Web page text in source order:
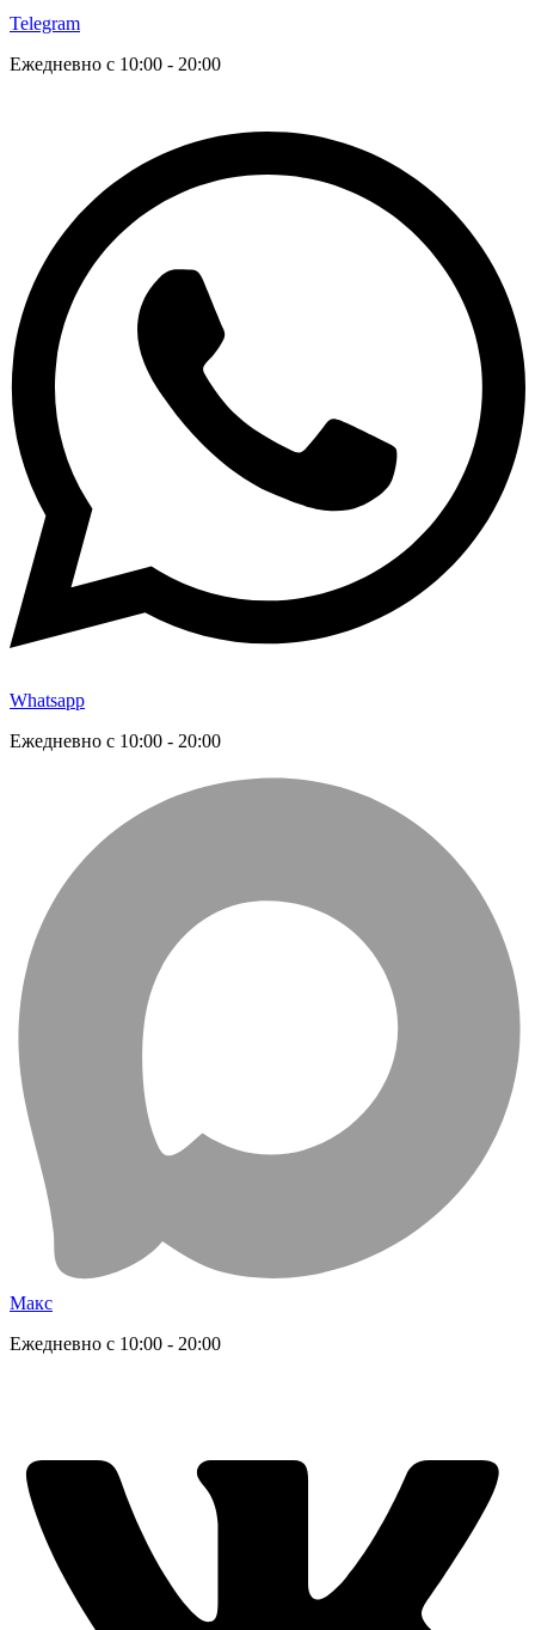
Telegram
Ежедневно с 10:00 - 20:00
Whatsapp
Ежедневно с 10:00 - 20:00
Макс
Ежедневно с 10:00 - 20:00